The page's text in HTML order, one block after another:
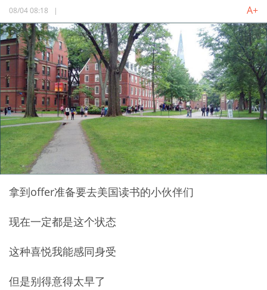
08/04 08:18 | A+
拿到offer准备要去美国读书的小伙伴们
现在一定都是这个状态
这种喜悦我能感同身受
但是别得意得太早了